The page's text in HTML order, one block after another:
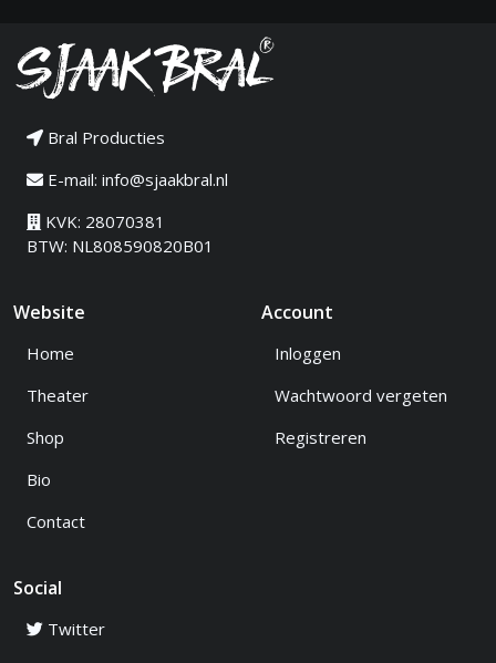
Bral Producties
E-mail: info@sjaakbral.nl
KVK: 28070381
BTW: NL808590820B01
Website
Home
Theater
Shop
Bio
Contact
Account
Inloggen
Wachtwoord vergeten
Registreren
Social
Twitter